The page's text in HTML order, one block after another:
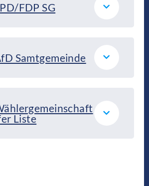
FDP SG
Samtgemeinde
Liste